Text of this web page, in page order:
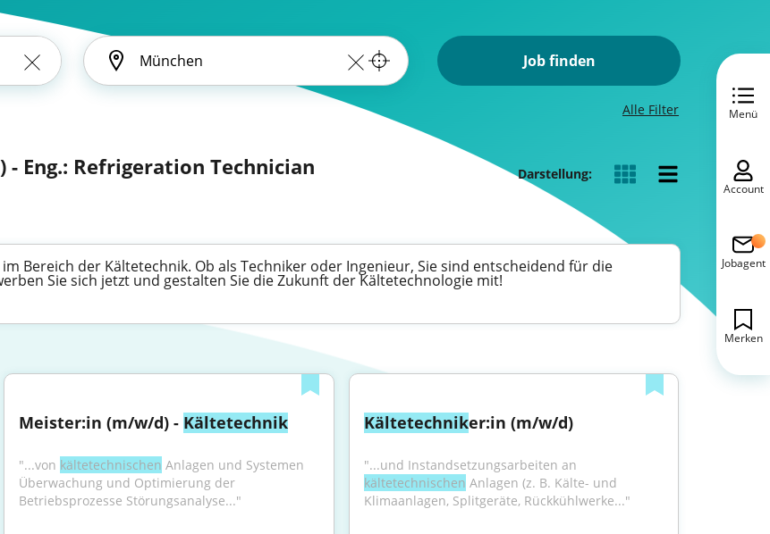
Job finden
Alle Filter
Eng.: Refrigeration Technician Darstellung:
Bereich der Kältetechnik. Ob als Techniker oder Ingenieur, Sie sind entscheidend für die
Sie sich jetzt und gestalten Sie die Zukunft der Kältetechnologie mit!
Meister:in (m/w/d) - Kältetechnik
"...von kältetechnischen Anlagen und Systemen
Überwachung und Optimierung der
Betriebsprozesse Störungsanalyse..."
Kältetechniker:in (m/w/d)
kältetechnischen Anlagen (z. B. Kälte- und
Klimaanlagen, Splitgeräte, Rückkühlwerke..."
Menü
Account
Jobagent
Merken